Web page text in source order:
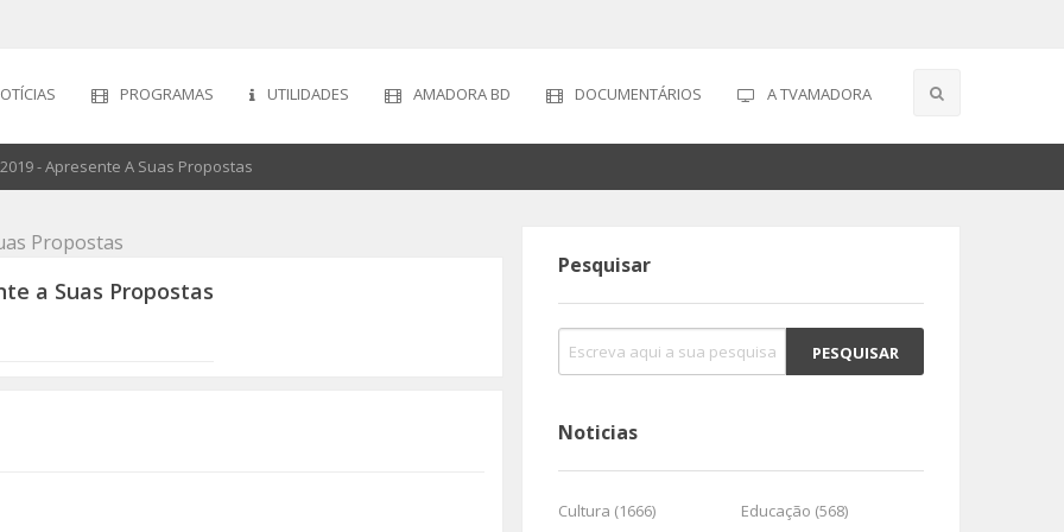
PROGRAMAS UTILIDADES AMADORA BD DOCUMENTÁRIOS A TVAMADORA
- Apresente A Suas Propostas
a Suas Propostas
Pesquisar
Noticias
Cultura (1666)
Educação (568)